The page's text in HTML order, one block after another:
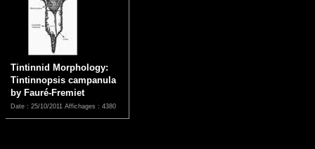
Tintinnid Morphology:
Tintinnopsis campanula
by Fauré-Fremiet
Date : 25/10/2011 Affichages : 4380